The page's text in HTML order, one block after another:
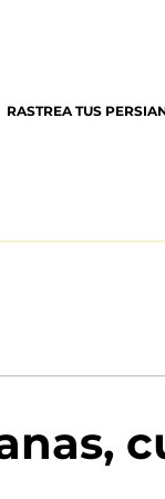
RASTREA TUS